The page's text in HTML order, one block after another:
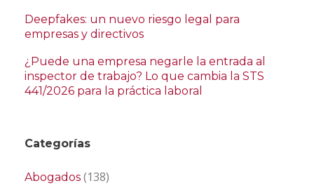
Deepfakes: un nuevo riesgo legal para
empresas y directivos
¿Puede una empresa negarle la entrada al
inspector de trabajo? Lo que cambia la STS
441/2026 para la práctica laboral
Categorías
Abogados (138)